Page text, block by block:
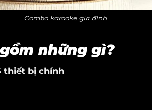
Combo karaoke gia đình
những gì?
thiết bị chính: